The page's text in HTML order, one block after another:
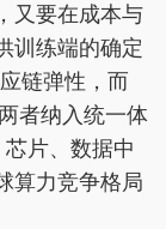
又要在成本与
训练端的确定
链弹性，而
者纳入统一体
片、数据中
算力竞争格局